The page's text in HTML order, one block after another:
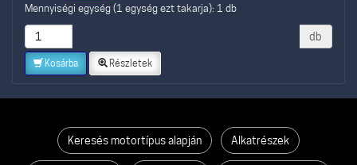
Mennyiségi egység (1 egység ezt takarja): 1 db
db
Kosárba Részletek
Keresés motortípus alapján Alkatrészek